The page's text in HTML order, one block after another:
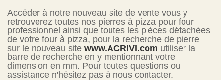
Accéder à notre nouveau site de vente vous y
retrouverez toutes nos pierres à pizza pour four
professionnel ainsi que toutes les pièces détachées
de votre four à pizza, pour la recherche de pierre
sur le nouveau site www.ACRIVI.com utiliser la
barre de recherche en y mentionnant votre
dimension en mm. Pour toutes questions ou
assistance n'hésitez pas à nous contacter.